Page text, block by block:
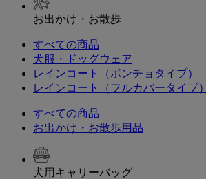
お出かけ・お散歩
すべての商品
犬服・ドッグウェア
レインコート（ポンチョタイプ）
レインコート（フルカバータイプ）
すべての商品
お出かけ・お散歩用品
犬用キャリーバッグ